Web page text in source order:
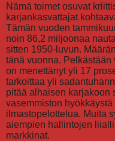
Nämä toimet osuvat
karjankasvattajat
Tämän vuoden
noin 86,2 miljoonaa
sitten 1950-luvun.
tänä vuonna.
on menettänyt yli 17
tarkoittaa yli
pitää alhaisen karjakoon
vasemmiston
ilmastopelottelua. Muita
aiempien hallintojen
markkinat.